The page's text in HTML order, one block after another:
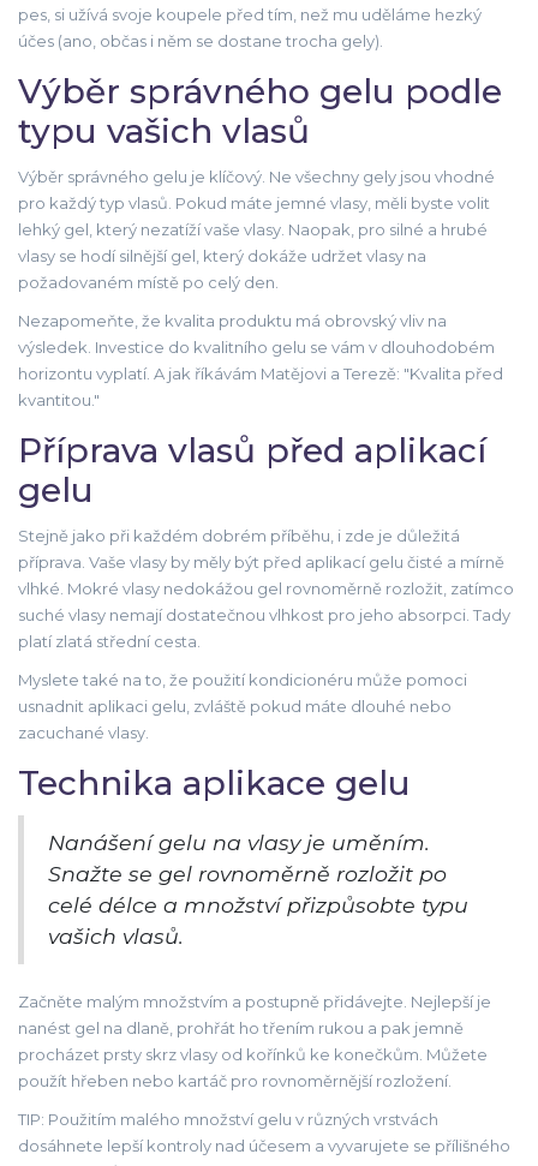
pes, si užívá svoje koupele před tím, než mu uděláme hezký
účes (ano, občas i něm se dostane trocha gely).
Výběr správného gelu podle
typu vašich vlasů
Výběr správného gelu je klíčový. Ne všechny gely jsou vhodné
pro každý typ vlasů. Pokud máte jemné vlasy, měli byste volit
lehký gel, který nezatíží vaše vlasy. Naopak, pro silné a hrubé
vlasy se hodí silnější gel, který dokáže udržet vlasy na
požadovaném místě po celý den.
Nezapomeňte, že kvalita produktu má obrovský vliv na
výsledek. Investice do kvalitního gelu se vám v dlouhodobém
horizontu vyplatí. A jak říkávám Matějovi a Terezě: "Kvalita před
kvantitou."
Příprava vlasů před aplikací
gelu
Stejně jako při každém dobrém příběhu, i zde je důležitá
příprava. Vaše vlasy by měly být před aplikací gelu čisté a mírně
vlhké. Mokré vlasy nedokážou gel rovnoměrně rozložit, zatímco
suché vlasy nemají dostatečnou vlhkost pro jeho absorpci. Tady
platí zlatá střední cesta.
Myslete také na to, že použití kondicionéru může pomoci
usnadnit aplikaci gelu, zvláště pokud máte dlouhé nebo
zacuchané vlasy.
Technika aplikace gelu
Nanášení gelu na vlasy je uměním.
Snažte se gel rovnoměrně rozložit po
celé délce a množství přizpůsobte typu
vašich vlasů.
Začněte malým množstvím a postupně přidávejte. Nejlepší je
nanést gel na dlaně, prohřát ho třením rukou a pak jemně
procházet prsty skrz vlasy od kořínků ke konečkům. Můžete
použít hřeben nebo kartáč pro rovnoměrnější rozložení.
TIP: Použitím malého množství gelu v různých vrstvách
dosáhnete lepší kontroly nad účesem a vyvarujete se přílišného